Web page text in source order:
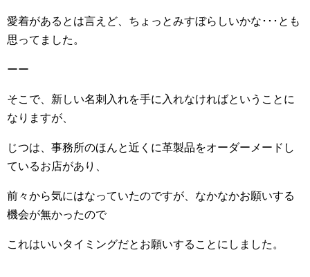
愛着があるとは言えど、ちょっとみすぼらしいかな･･･とも
思ってました。
ーー
そこで、新しい名刺入れを手に入れなければということに
なりますが、
じつは、事務所のほんと近くに革製品をオーダーメードし
ているお店があり、
前々から気にはなっていたのですが、なかなかお願いする
機会が無かったので
これはいいタイミングだとお願いすることにしました。